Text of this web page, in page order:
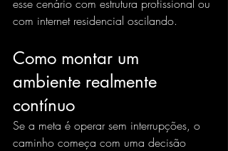
esse cenário com estrutura profissional ou
com internet residencial oscilando.
Como montar um
ambiente realmente
contínuo
Se a meta é operar sem interrupções, o
caminho começa com uma decisão